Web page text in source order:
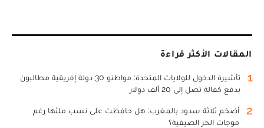
المقالات الأكثر قراءة
1
تأشيرة الدخول للولايات المتحدة: مواطنو 30 دولة إفريقية مطالبون
بدفع كفالة تصل إلى 20 ألف دولار
2
أضخم ثلاثة سدود بالمغرب: هل حافظت على نسب ملئها رغم
موجات الحر الصيفية؟